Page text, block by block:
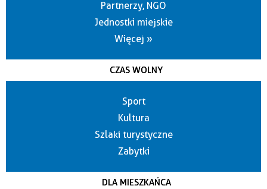
Partnerzy, NGO
Jednostki miejskie
Więcej »
CZAS WOLNY
Sport
Kultura
Szlaki turystyczne
Zabytki
DLA MIESZKAŃCA